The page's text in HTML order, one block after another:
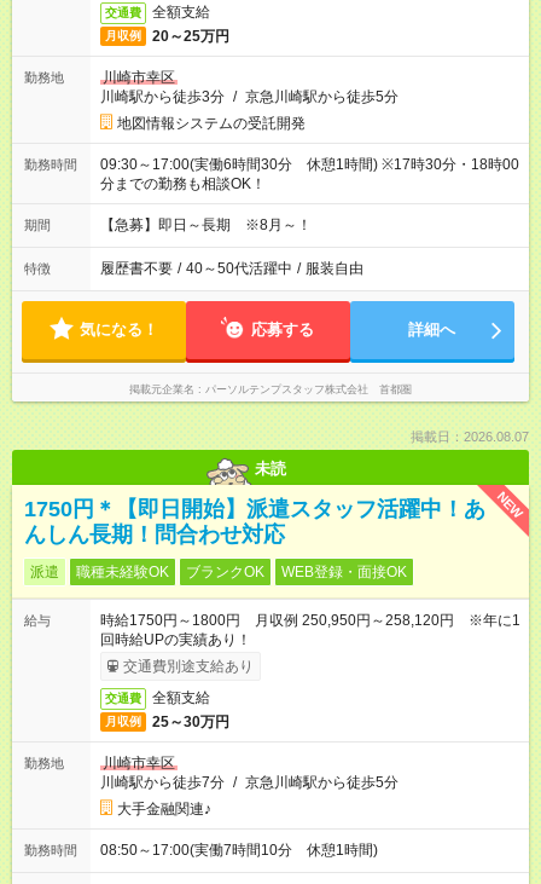
交通費 全額支給
月収例 20～25万円
勤務地
川崎市幸区
川崎駅から徒歩3分 / 京急川崎駅から徒歩5分
地図情報システムの受託開発
勤務時間
09:30～17:00(実働6時間30分 休憩1時間) ※17時30分・18時00
分までの勤務も相談OK！
期間 【急募】即日～長期 ※8月～！
特徴 履歴書不要 / 40～50代活躍中 / 服装自由
気になる！ 応募する 詳細へ
掲載元企業名 パーソルテンプスタッフ株式会社 首都圏
掲載日：2026.08.07
未読
NEW
1750円＊【即日開始】派遣スタッフ活躍中！あ
んしん長期！問合わせ対応
派遣 職種未経験OK ブランクOK WEB登録・面接OK
給与
時給1750円～1800円 月収例 250,950円～258,120円 ※年に1
回時給UPの実績あり！
交通費別途支給あり
交通費 全額支給
月収例 25～30万円
勤務地
川崎市幸区
川崎駅から徒歩7分 / 京急川崎駅から徒歩5分
大手金融関連♪
勤務時間 08:50～17:00(実働7時間10分 休憩1時間)